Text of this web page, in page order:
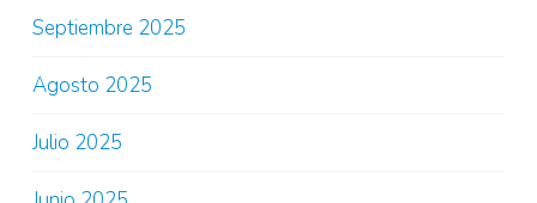
Septiembre 2025
Agosto 2025
Julio 2025